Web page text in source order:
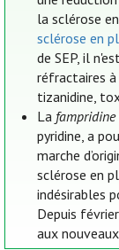
la sclérose
sclérose en
de SEP, il
réfractaires
tizanidine,
La fampridine
pyridine, a
marche
sclérose en
indésirables
Depuis
aux